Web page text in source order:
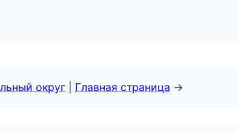
округ Главная страница →